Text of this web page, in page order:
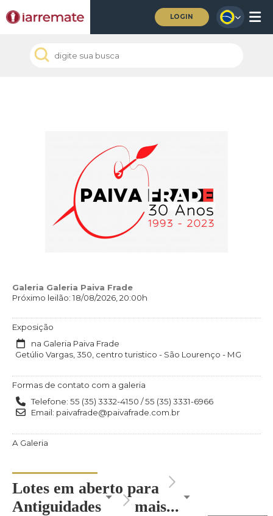
LOGIN
Galeria Galeria Paiva Frade
Próximo leilão: 18/08/2026, 20:00h
Exposição
na Galeria Paiva Frade
Getúlio Vargas, 350, centro turistico - São Lourenço - MG
Formas de contato com a galeria
Telefone: 55 (35) 3332-4150 / 55 (35) 3331-6966
Email: paivafrade@paivafrade.com.br
A Galeria
Lotes em aberto para
Antiguidades
mais...